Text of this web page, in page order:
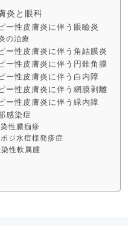
炎と眼科
ー性皮膚炎に伴う眼瞼炎
の治療
ー性皮膚炎に伴う角結膜炎
ー性皮膚炎に伴う円錐角膜
ー性皮膚炎に伴う白内障
ー性皮膚炎に伴う網膜剥離
ー性皮膚炎に伴う緑内障
感染症
性膿痂疹
ジ水痘様発疹症
性軟属腫